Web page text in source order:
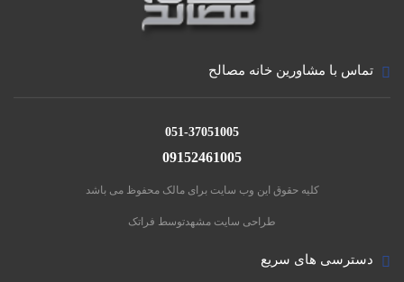
تماس با مشاورین خانه مصالح
051-37051005
09152461005
کلیه حقوق این وب سایت برای مالک محفوظ می باشد
طراحی سایت مشهدتوسط فراتک
دسترسی های سریع